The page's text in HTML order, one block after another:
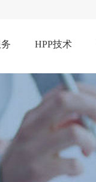
HPP技术